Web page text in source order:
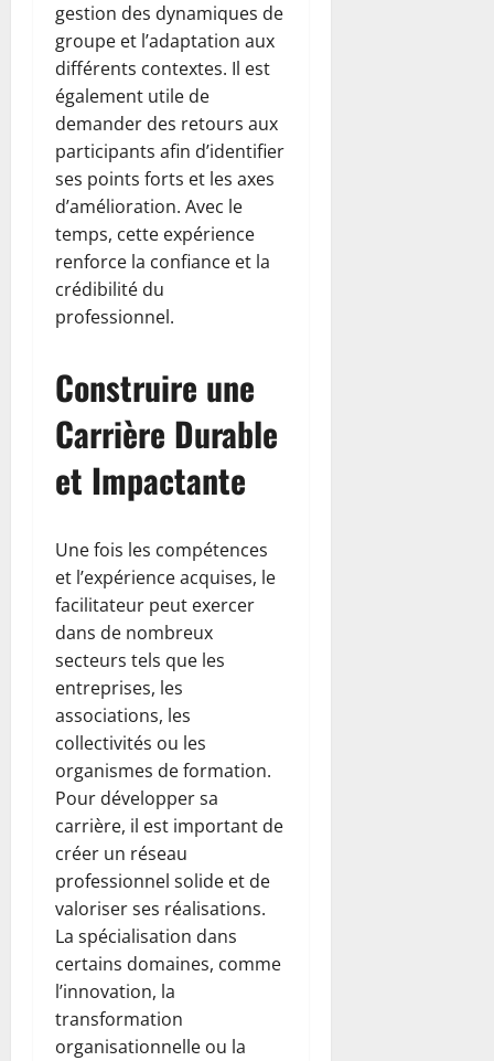
gestion des dynamiques de
groupe et l’adaptation aux
différents contextes. Il est
également utile de
demander des retours aux
participants afin d’identifier
ses points forts et les axes
d’amélioration. Avec le
temps, cette expérience
renforce la confiance et la
crédibilité du
professionnel.
Construire une
Carrière Durable
et Impactante
Une fois les compétences
et l’expérience acquises, le
facilitateur peut exercer
dans de nombreux
secteurs tels que les
entreprises, les
associations, les
collectivités ou les
organismes de formation.
Pour développer sa
carrière, il est important de
créer un réseau
professionnel solide et de
valoriser ses réalisations.
La spécialisation dans
certains domaines, comme
l’innovation, la
transformation
organisationnelle ou la